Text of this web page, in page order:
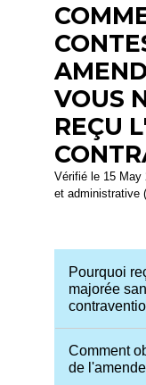
VOUS
REÇU
Vérifié le 15 May
et administrative
Pourquoi
majorée
Comment
de